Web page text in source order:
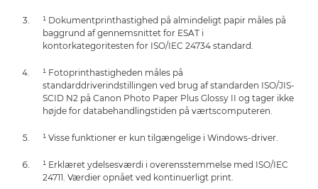
¹ Dokumentprinthastighed på almindeligt papir måles på
baggrund af gennemsnittet for ESAT i
kontorkategoritesten for ISO/IEC 24734 standard.
¹ Fotoprinthastigheden måles på
standarddriverindstillingen ved brug af standarden ISO/JIS-
SCID N2 på Canon Photo Paper Plus Glossy II og tager ikke
højde for databehandlingstiden på værtscomputeren.
¹ Visse funktioner er kun tilgængelige i Windows-driver.
¹ Erklæret ydelsesværdi i overensstemmelse med ISO/IEC
24711. Værdier opnået ved kontinuerligt print.